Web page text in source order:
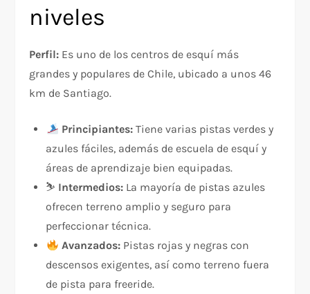
niveles
Perfil: Es uno de los centros de esquí más
grandes y populares de Chile, ubicado a unos 46
km de Santiago.
Principiantes:Tiene varias pistas verdes y
azules fáciles, además de escuela de esquí y
áreas de aprendizaje bien equipadas.
⛷️ Intermedios: La mayoría de pistas azules
ofrecen terreno amplio y seguro para
perfeccionar técnica.
Avanzados:Pistas rojas y negras con
descensos exigentes, así como terreno fuera
de pista para freeride.